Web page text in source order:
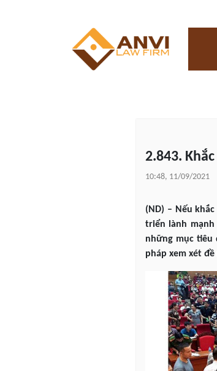
2.843.
10:48, 11/09/2021
(ND) – Nếu
triển lành
những mục tiêu
pháp xem xét